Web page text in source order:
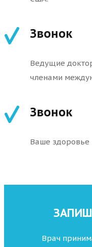
Звонок
Ведущие
членами
Звонок
Ваше
Врач